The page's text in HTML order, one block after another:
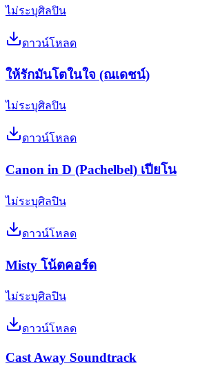
ไม่ระบุศิลปิน
ดาวน์โหลด
ให้รักมันโตในใจ (ณเดชน์)
ไม่ระบุศิลปิน
ดาวน์โหลด
Canon in D (Pachelbel) เปียโน
ไม่ระบุศิลปิน
ดาวน์โหลด
Misty โน้ตคอร์ด
ไม่ระบุศิลปิน
ดาวน์โหลด
Cast Away Soundtrack